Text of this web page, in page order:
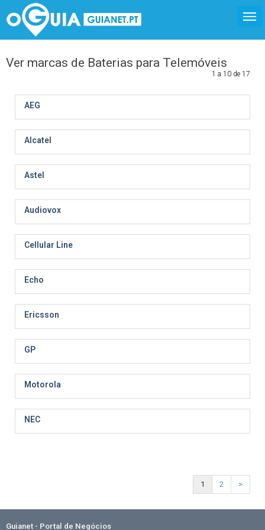
Ver marcas de Baterias para Telemóveis
1 a 10 de 17
AEG
Alcatel
Astel
Audiovox
Cellular Line
Echo
Ericsson
GP
Motorola
NEC
1 2 >
Guianet - Portal de Negócios